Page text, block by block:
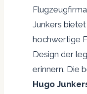
Junkers
hochwertige
Design der
erinnern. Die
Hugo